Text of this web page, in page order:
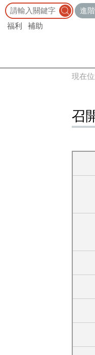
進
福利
補助
現在
召